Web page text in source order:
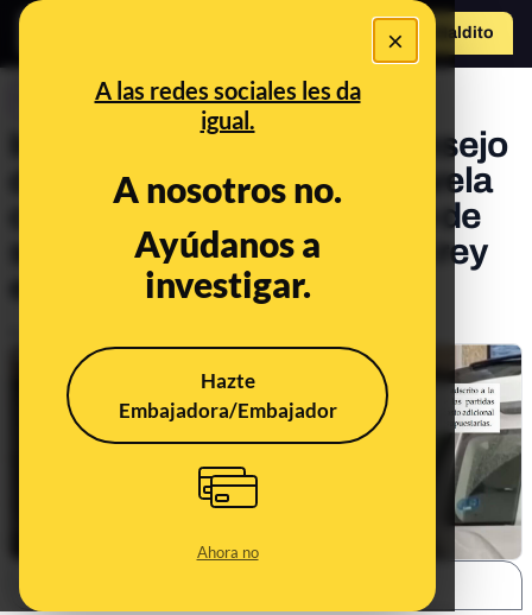
×
A las redes sociales les da
igual.
A nosotros no.
Ayúdanos a
investigar.
Hazte
Embajadora/Embajador
Ahora no
Hazte Maldito
CONTROL DEL PODER
Interior desobedece al Consejo
de Transparencia y no desvela
cuánto costó el dispositivo de
seguridad para la visita del rey
emérito a Sanxenxo